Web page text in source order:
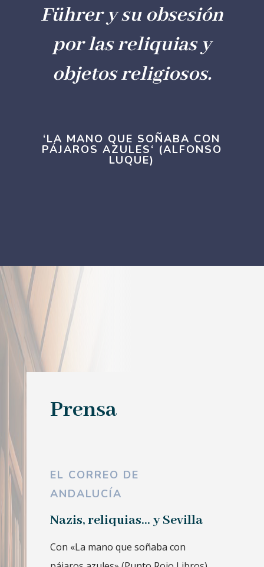
Führer y su obsesión
por las reliquias y
objetos religiosos.
‘LA MANO QUE SOÑABA CON
PÁJAROS AZULES‘ (ALFONSO
LUQUE)
Prensa
EL CORREO DE
ANDALUCÍA
Nazis, reliquias... y Sevilla
Con «La mano que soñaba con